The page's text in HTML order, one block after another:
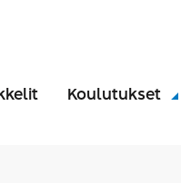
Koulutukset